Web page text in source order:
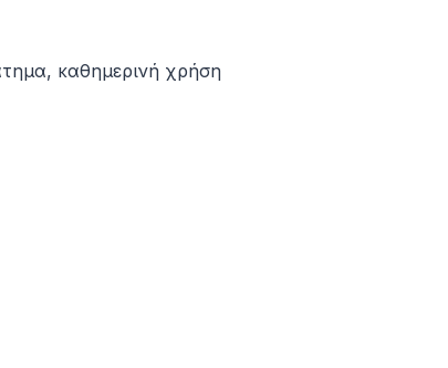
καθημερινή χρήση